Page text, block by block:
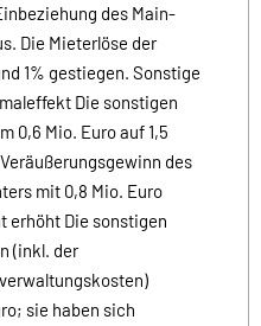
des Main-
Die Mieterlöse der
1% gestiegen. Sonstige
Die sonstigen
0,6 Mio. Euro auf 1,5
des
mit 0,8 Mio. Euro
erhöht Die sonstigen
(inkl. der
sie haben sich